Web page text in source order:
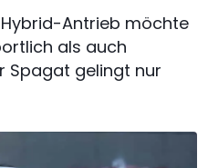
Antrieb möchte
als auch
Spagat gelingt nur